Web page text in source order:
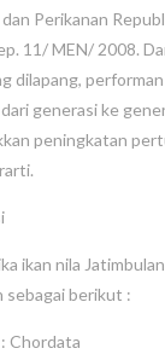
Perikanan
11/ MEN/ 2008.
dilapang, performan
generasi ke
peningkatan
ikan nila
sebagai berikut :